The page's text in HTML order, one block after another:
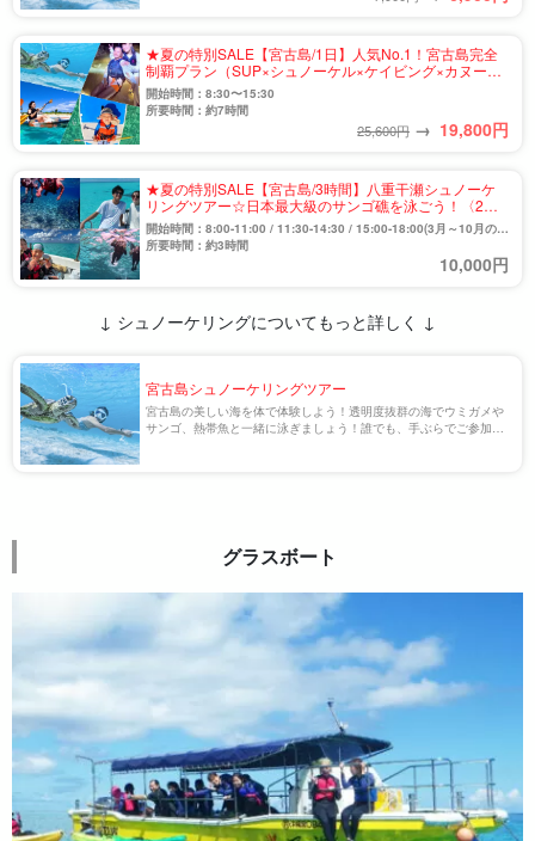
★夏の特別SALE【宮古島/1日】人気No.1！宮古島完全
制覇プラン（SUP×シュノーケル×ケイビング×カヌー）
★写真撮影＆送迎可（No.911）
開始時間：8:30〜15:30
所要時間：約7時間
25,600円 → 19,800円
★夏の特別SALE【宮古島/3時間】八重干瀬シュノーケ
リングツアー☆日本最大級のサンゴ礁を泳ごう！〈2～3
ポイント巡り・英語対応OK〉《水中カメラ無料・写真
データ付き》（No.968）
開始時間：8:00-11:00 / 11:30-14:30 / 15:00-18:00(3月～10月の
み) / 13:00-16:00(12月～1月のみ)
所要時間：約3時間
10,000円
↓ シュノーケリングについてもっと詳しく ↓
宮古島シュノーケリングツアー
宮古島の美しい海を体で体験しよう！透明度抜群の海でウミガメや
サンゴ、熱帯魚と一緒に泳ぎましょう！誰でも、手ぶらでご参加可
グラスボート